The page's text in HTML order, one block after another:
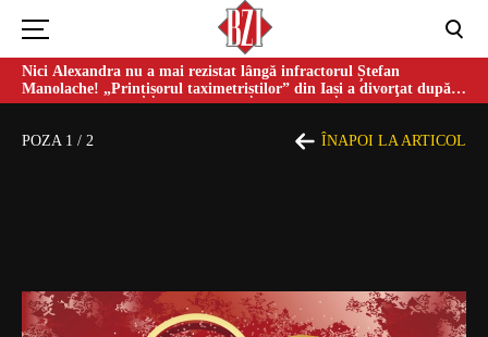
Nici Alexandra nu a mai rezistat lângă infractorul Ștefan
Manolache! „Prințișorul taximetriștilor” din Iași a divorţat după
doi ani de căsnicie
POZA 1 / 2 ÎNAPOI LA ARTICOL